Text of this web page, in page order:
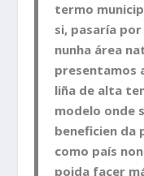
termo
si, pasaría
nunha área
presentamos
liña de alta
modelo onde
beneficien da
como país
poida facer